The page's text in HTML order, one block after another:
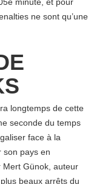
ne sont qu’une
longtemps de cette
seconde du temps
face à la
son pays en
Mert Günok, auteur
beaux arrêts du